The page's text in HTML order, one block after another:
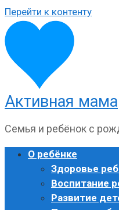
Перейти к контенту
Активная мама
Семья и ребёнок с
О ребёнке
Здоровье
Воспитание
Развитие